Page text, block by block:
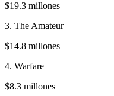
$19.3 millones
3. The Amateur
$14.8 millones
4. Warfare
$8.3 millones